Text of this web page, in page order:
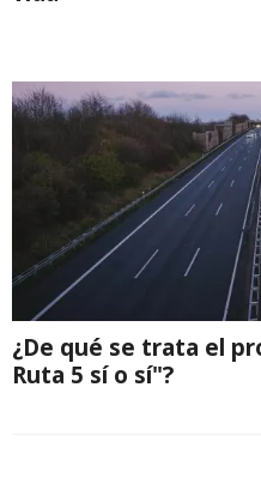
¿De qué se trata el
Ruta 5 sí o sí"?